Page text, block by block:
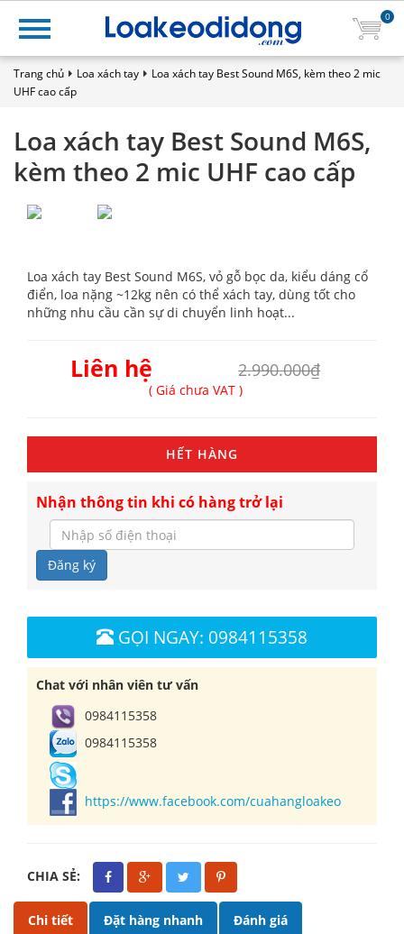
0
Trang chủ Loa xách tay
Loa xách tay Best Sound M6S, kèm theo 2 mic
UHF cao cấp
Loa xách tay Best Sound M6S,
kèm theo 2 mic UHF cao cấp
Loa xách tay Best Sound M6S, vỏ gỗ bọc da, kiểu dáng cổ
điển, loa nặng ~12kg nên có thể xách tay, dùng tốt cho
những nhu cầu cần sự di chuyển linh hoạt...
Liên hệ 2.990.000₫
( Giá chưa VAT )
HẾT HÀNG
Nhận thông tin khi có hàng trở lại
Đăng ký
GỌI NGAY: 0984115358
Chat với nhân viên tư vấn
0984115358
0984115358
https://www.facebook.com/cuahangloakeo
CHIA SẺ:
Chi tiết Đặt hàng nhanh Đánh giá